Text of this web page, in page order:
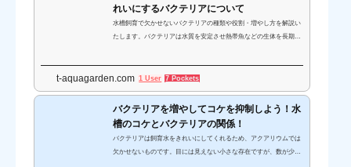
れいにするバクテリアについて
水槽飼育で欠かせないバクテリアの種類や役割・増やし方を解説い
たします。バクテリアは水質を安定させ熱帯魚などの生体を長期間
t-aquagarden.com 1 User 7 Pockets
バクテリアを増やしてコケを抑制しよう！水
槽のコケとバクテリアの関係！
バクテリアは飼育水をきれいにしてくれるため、アクアリウムでは
欠かせないものです。目には見えない小さな存在ですが、数が少な